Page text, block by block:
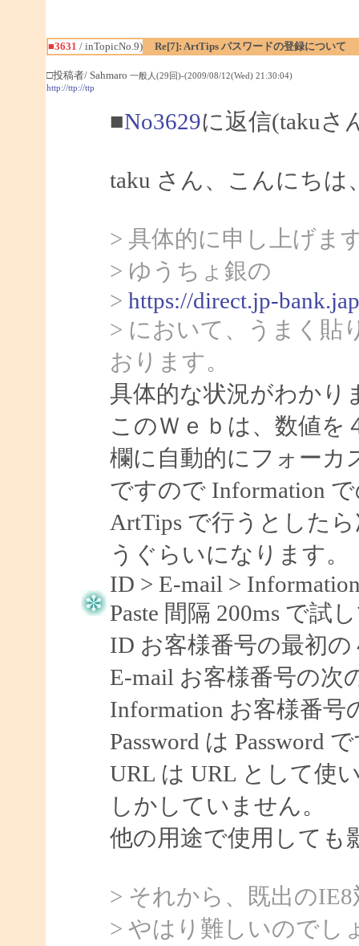
■3631 / inTopicNo.9) Re[7]: ArtTips パスワードの登録について
□投稿者/ Sahmaro 一般人(29回)-(2009/08/12(Wed) 21:30:04)
http://ttp://ttp
■No3629に返信(takuさ
taku さん、こんにちは
> 具体的に申し上げま
> ゆうちょ銀の
> https://direct.jp-
> において、うまく貼
おります。
具体的な状況がわかり
このＷｅｂは、数値を
欄に自動的にフォーカ
ですので Information
ArtTips で行うとした
うぐらいになります。
ID > E-mail >
Paste 間隔 200ms で試
ID お客様番号の最初の
E-mail お客様番号の次
Information お客様番号
Password は Password
URL は URL として使
しかしていません。
他の用途で使用しても
> それから、既出の
> やはり難しいのでし